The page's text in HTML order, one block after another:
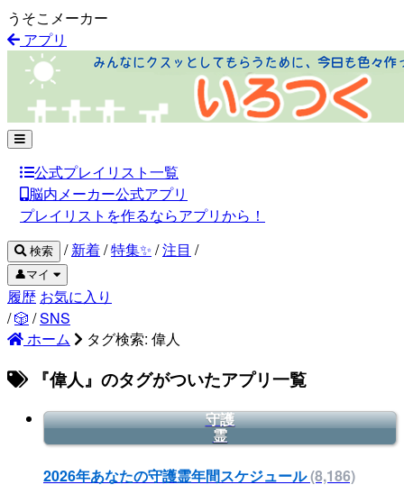
うそこメーカー
アプリ
公式プレイリスト一覧
脳内メーカー公式アプリ
プレイリストを作るならアプリから！
検索 / 新着/特集✨ /注目 /
👤マイ
履歴 お気に入り
/🎲 /SNS
ホーム
タグ検索: 偉人
『偉人』のタグがついたアプリ一覧
守護
霊
2026年あなたの守護霊年間スケジュール(8,186)